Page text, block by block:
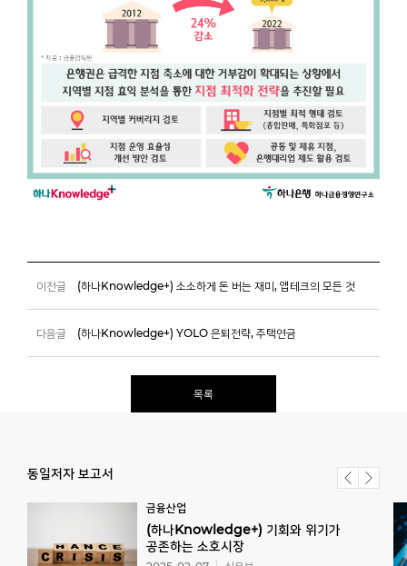
이전글 (하나Knowledge+) 소소하게 돈 버는 재미, 앱테크의 모든 것
다음글 (하나Knowledge+) YOLO 은퇴전략, 주택연금
목록
동일저자 보고서
금융산업
(하나Knowledge+) 기회와 위기가
공존하는 소호시장